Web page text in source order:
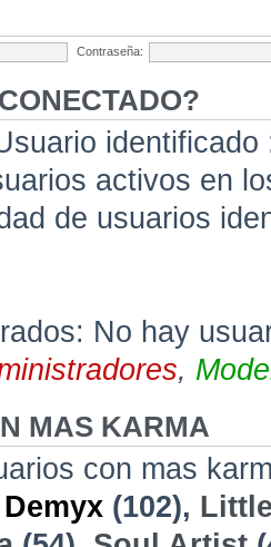
Contraseña:
activos en
de usuarios
No hay
,
MAS KARMA
con mas
Demyx (102),